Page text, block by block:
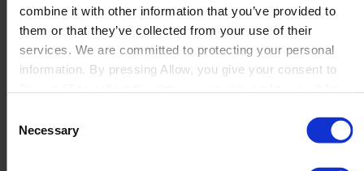
combine it with other information that you’ve provided to
them or that they’ve collected from your use of their
services. We are committed to protecting your personal
information. By pressing Allow, you give your consent to
withdraw your consent at any time
Selection
Necessary
So optimierte Spaldings das
Produktmanagement mit Perfion PIM
Eine verbesserte Art, Produktdaten und Innovationen
Großbritannien und Irland, verwaltet ein